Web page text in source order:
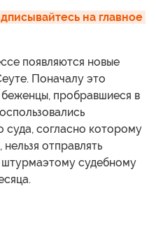
на главное
появляются новые
Поначалу это
пробравшиеся в
суда, согласно которому
отправлять
судебному